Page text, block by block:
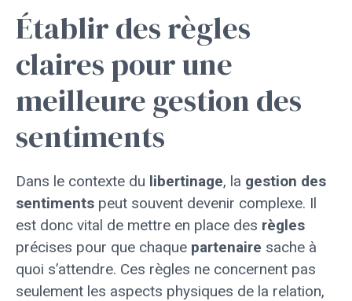
Établir des règles
claires pour une
meilleure gestion des
sentiments
Dans le contexte du libertinage, la gestion des
sentiments peut souvent devenir complexe. Il
est donc vital de mettre en place des règles
précises pour que chaque partenaire sache à
quoi s’attendre. Ces règles ne concernent pas
seulement les aspects physiques de la relation,